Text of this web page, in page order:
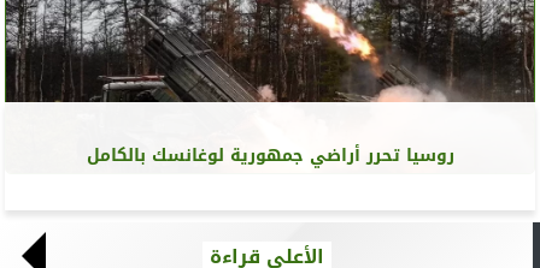
روسيا تحرر أراضي جمهورية لوغانسك بالكامل
الأعلى قراءة